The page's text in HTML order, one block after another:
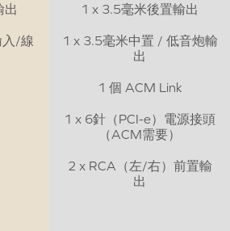
出
入/線
1 x 3.5毫米後置輸出
1 x 3.5毫米中置 / 低音炮輸
出
1 個 ACM Link
1 x 6針（PCI-e）電源接頭
（ACM需要）
2 x RCA（左/右）前置輸
出